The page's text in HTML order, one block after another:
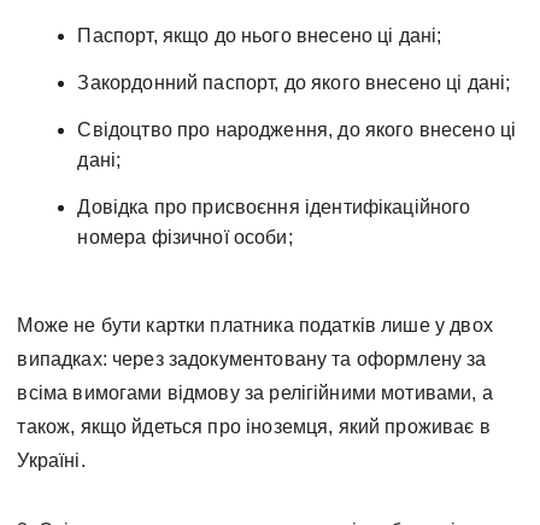
Паспорт, якщо до нього внесено ці дані;
Закордонний паспорт, до якого внесено ці дані;
Свідоцтво про народження, до якого внесено ці
дані;
Довідка про присвоєння ідентифікаційного
номера фізичної особи;
Може не бути картки платника податків лише у двох
випадках: через задокументовану та оформлену за
всіма вимогами відмову за релігійними мотивами, а
також, якщо йдеться про іноземця, який проживає в
Україні.